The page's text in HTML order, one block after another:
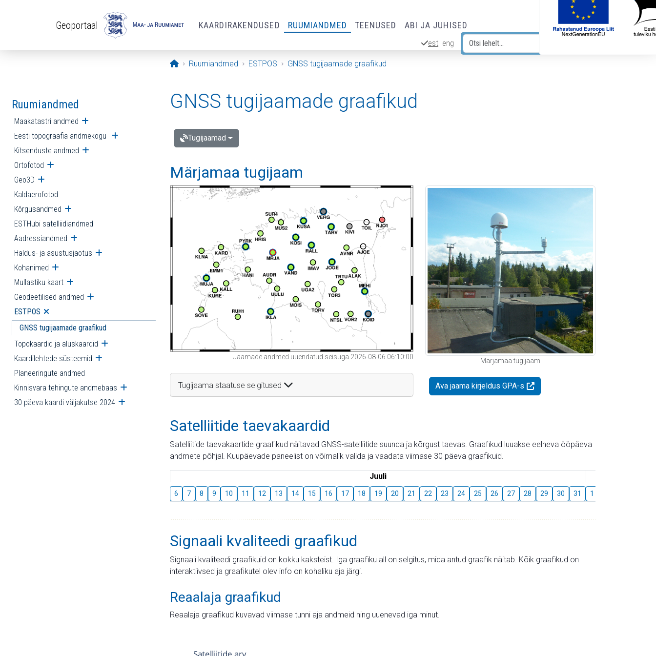
Geoportaal KAARDIRAKENDUSED RUUMIANDMED TEENUSED ABI JA JUHISED
est eng
Avaleht
Ruumiandmed ESTPOS GNSS tugijaamade graafikud
Ruumiandmed
Maakatastri andmed Ava alammenüü
Eesti topograafia andmekogu Ava alammenüü
Kitsenduste andmed Ava alammenüü
Ortofotod Ava alammenüü
Geo3D Ava alammenüü
Kaldaerofotod
Kõrgusandmed Ava alammenüü
ESTHubi satelliidiandmed
Aadressiandmed Ava alammenüü
Haldus- ja asustusjaotus Ava alammenüü
Kohanimed Ava alammenüü
Mullastiku kaart Ava alammenüü
Geodeetilised andmed Ava alammenüü
ESTPOS Ava alammenüü
GNSS tugijaamade graafikud
Topokaardid ja aluskaardid Ava alammenüü
Kaardilehtede süsteemid Ava alammenüü
Planeeringute andmed
Kinnisvara tehingute andmebaas Ava alammenüü
30 päeva kaardi väljakutse 2024 Ava alammenüü
GNSS tugijaamade graafikud
Tugijaamad
Märjamaa tugijaam
Jaamade andmed uuendatud seisuga 2026-08-06 06:10:00
Tugijaama staatuse selgitused
Märjamaa tugijaam
Ava jaama kirjeldus GPA-s
Satelliitide taevakaardid
Satelliitide taevakaartide graafikud näitavad GNSS-satelliitide suunda ja kõrgust taevas. Graafikud luuakse eelneva ööpäeva
andmete põhjal. Kuupäevade paneelist on võimalik valida ja vaadata viimase 30 päeva graafikuid.
Juuli
6 7 8 9 10 11 12 13 14 15 16 17 18 19 20 21 22 23 24 25 26 27 28 29 30 31 1
Signaali kvaliteedi graafikud
Signaali kvaliteedi graafikuid on kokku kaksteist. Iga graafiku all on selgitus, mida antud graafik näitab. Kõik graafikud on
interaktiivsed ja graafikutel olev info on kohaliku aja järgi.
Reaalaja graafikud
Reaalaja graafikud kuvavad viimase tunni aja andmeid ning uuenevad iga minut.